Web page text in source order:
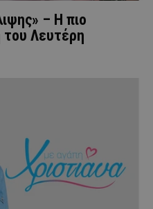
– Η πιο
Λευτέρη